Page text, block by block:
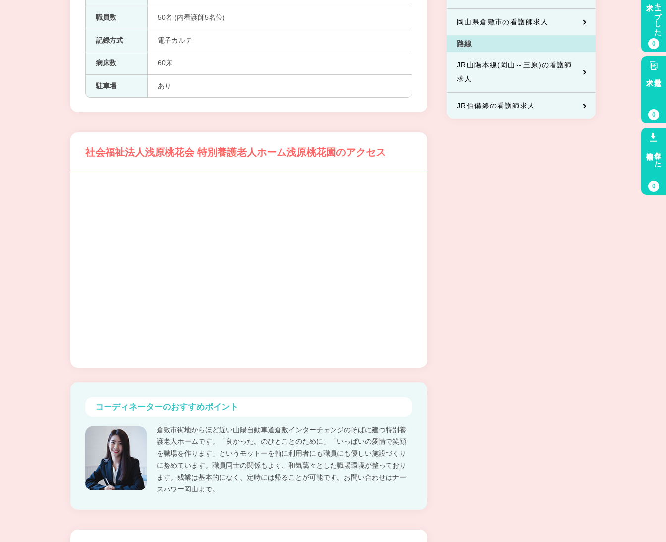
職員数 50名 (内看護師5名位)
記録方式 電子カルテ
病床数 60床
駐車場 あり
社会福祉法人浅原桃花会 特別養護老人ホーム浅原桃花園のアクセス
コーディネーターのおすすめポイント
倉敷市街地からほど近い山陽自動車道倉敷インターチェンジのそばに建つ特別養
護老人ホームです。「良かった。のひとことのために」「いっぱいの愛情で笑顔
を職場を作ります」というモットーを軸に利用者にも職員にも優しい施設づくり
に努めています。職員同士の関係もよく、和気藹々とした職場環境が整っており
ます。残業は基本的になく、定時には帰ることが可能です。お問い合わせはナー
スパワー岡山まで。
岡山県倉敷市の看護師求人
路線
JR山陽本線(岡山～三原)の看護師
求人
JR伯備線の看護師求人
キープした
0
最近見た
0
保存した
0